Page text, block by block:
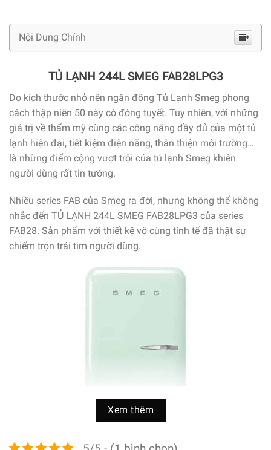
Nội Dung Chính
TỦ LẠNH 244L SMEG FAB28LPG3
Do kích thước nhỏ nên ngăn đông Tủ Lạnh Smeg phong
cách thập niên 50 này có đóng tuyết. Tuy nhiên, với những
giá trị về thẩm mỹ cùng các công năng đầy đủ của một tủ
lạnh hiện đại, tiết kiệm điện năng, thân thiện môi trường…
là những điểm cộng vượt trội của tủ lạnh Smeg khiến
người dùng rất tin tưởng.
Nhiều series FAB của Smeg ra đời, nhưng không thể không
nhắc đến TỦ LẠNH 244L SMEG FAB28LPG3 của series
FAB28. Sản phẩm với thiết kệ vô cùng tính tế đã thật sự
chiếm trọn trái tim người dùng.
Xem thêm